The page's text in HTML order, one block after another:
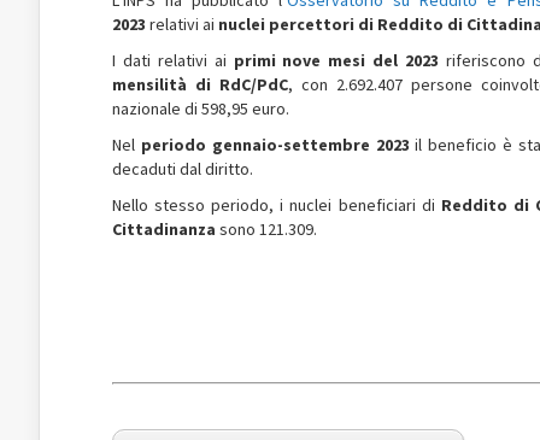
2023 relativi ai nuclei percettori di Reddito di
I dati relativi ai primi nove mesi del 2023 riferiscono
mensilità di RdC/PdC, con 2.692.407 persone
nazionale di 598,95 euro.
Nel periodo gennaio-settembre 2023 il beneficio è
decaduti dal diritto.
Nello stesso periodo, i nuclei beneficiari di Reddito di
Cittadinanza sono 121.309.